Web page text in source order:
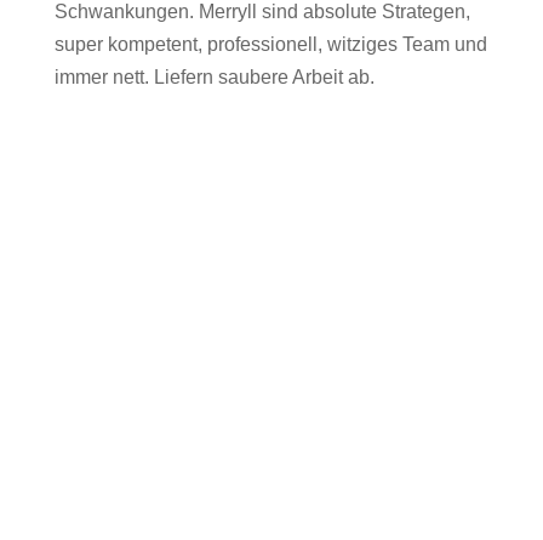
Schwankungen. Merryll sind absolute Strategen,
super kompetent, professionell, witziges Team und
immer nett. Liefern saubere Arbeit ab.